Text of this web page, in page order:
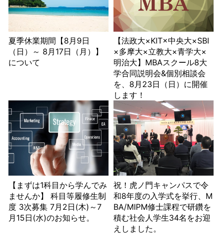
夏季休業期間【8月9日
（日）～ 8月17日（月）】
について
【法政大×KIT×中央大×SBI
×多摩大×立教大×青学大×
明治大】MBAスクール8大
学合同説明会&個別相談会
を、8月23日（日）に開催
します！
【まずは1科目から学んでみ
ませんか】 科目等履修生制
度 3次募集 7月2日(木)～7
月15日(水)のお知らせ。
祝！虎ノ門キャンパスで令
和8年度の入学式を挙行、M
BA/MIPM修士課程で研鑽を
積む社会人学生34名をお迎
えしました。